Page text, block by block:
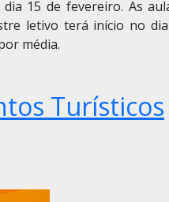
15 de fevereiro. As
letivo terá início no
média.
Turísticos